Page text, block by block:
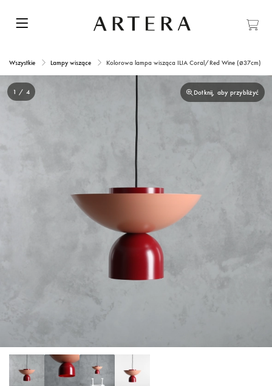
Wszystkie Lampy wiszące Kolorowa lampa wisząca ILIA Coral/Red Wine (ø37cm)
Dotknij, aby przybliżyć
1 / 4